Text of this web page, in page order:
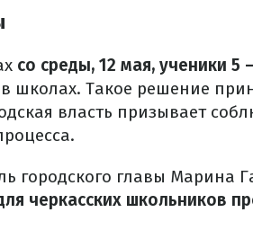
со среды, 12 мая, ученики 5
школах. Такое решение
власть призывает
городского главы Марина
черкасских школьников